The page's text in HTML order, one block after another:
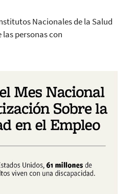
Nacionales de la Salud
personas con